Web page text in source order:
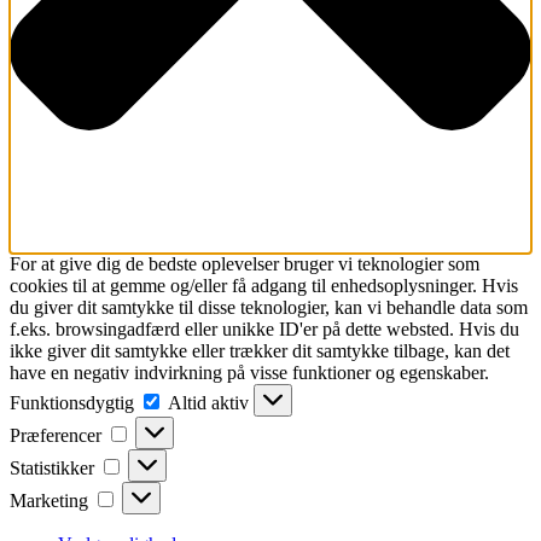
For at give dig de bedste oplevelser bruger vi teknologier som
cookies til at gemme og/eller få adgang til enhedsoplysninger. Hvis
du giver dit samtykke til disse teknologier, kan vi behandle data som
f.eks. browsingadfærd eller unikke ID'er på dette websted. Hvis du
ikke giver dit samtykke eller trækker dit samtykke tilbage, kan det
have en negativ indvirkning på visse funktioner og egenskaber.
Funktionsdygtig
Funktionsdygtig
Altid aktiv
Præferencer
Præferencer
Statistikker Statistikker
Marketing Marketing